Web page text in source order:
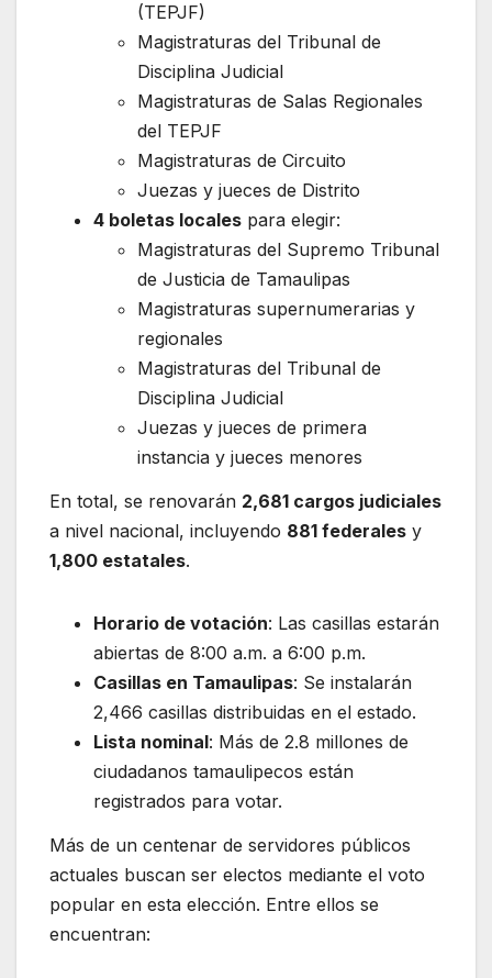
(TEPJF)
Magistraturas del Tribunal de
Disciplina Judicial
Magistraturas de Salas Regionales
del TEPJF
Magistraturas de Circuito
Juezas y jueces de Distrito
4 boletas locales para elegir:
Magistraturas del Supremo Tribunal
de Justicia de Tamaulipas
Magistraturas supernumerarias y
regionales
Magistraturas del Tribunal de
Disciplina Judicial
Juezas y jueces de primera
instancia y jueces menores
En total, se renovarán 2,681 cargos judiciales
a nivel nacional, incluyendo 881 federales y
1,800 estatales.
Horario de votación: Las casillas estarán
abiertas de 8:00 a.m. a 6:00 p.m.
Casillas en Tamaulipas: Se instalarán
2,466 casillas distribuidas en el estado.
Lista nominal: Más de 2.8 millones de
ciudadanos tamaulipecos están
registrados para votar.
Más de un centenar de servidores públicos
actuales buscan ser electos mediante el voto
popular en esta elección. Entre ellos se
encuentran: